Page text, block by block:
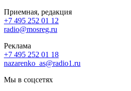
Приемная, редакция
+7 495 252 01 12
radio@mosreg.ru
Реклама
+7 495 252 01 18
nazarenko_as@radio1.ru
Мы в соцсетях